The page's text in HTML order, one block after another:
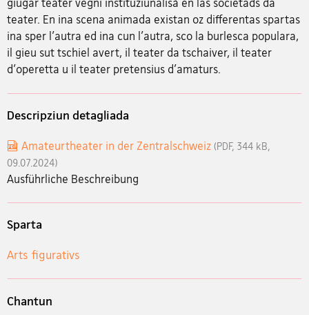
teater. En ina scena animada existan oz differentas spartas
ina sper l'autra ed ina cun l'autra, sco la burlesca populara,
il gieu sut tschiel avert, il teater da tschaiver, il teater
d'operetta u il teater pretensius d'amaturs.
Descripziun detagliada
Amateurtheater in der Zentralschweiz (PDF, 344 kB,
09.07.2024)
Ausführliche Beschreibung
Sparta
Arts figurativs
Chantun